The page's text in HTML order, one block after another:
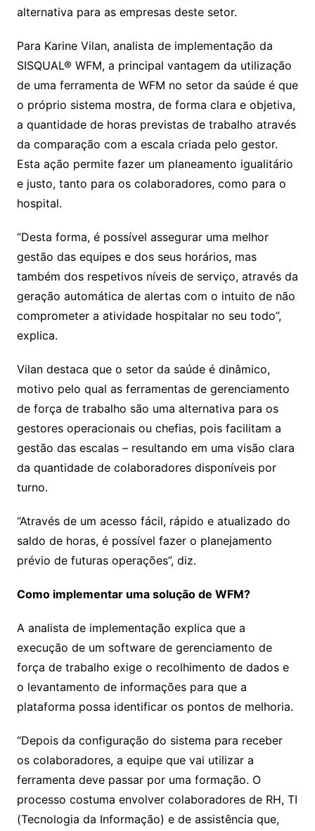
alternativa para as empresas deste setor.
Para Karine Vilan, analista de implementação da
SISQUAL® WFM, a principal vantagem da utilização
de uma ferramenta de WFM no setor da saúde é que
o próprio sistema mostra, de forma clara e objetiva,
a quantidade de horas previstas de trabalho através
da comparação com a escala criada pelo gestor.
Esta ação permite fazer um planeamento igualitário
e justo, tanto para os colaboradores, como para o
hospital.
“Desta forma, é possível assegurar uma melhor
gestão das equipes e dos seus horários, mas
também dos respetivos níveis de serviço, através da
geração automática de alertas com o intuito de não
comprometer a atividade hospitalar no seu todo”,
explica.
Vilan destaca que o setor da saúde é dinâmico,
motivo pelo qual as ferramentas de gerenciamento
de força de trabalho são uma alternativa para os
gestores operacionais ou chefias, pois facilitam a
gestão das escalas – resultando em uma visão clara
da quantidade de colaboradores disponíveis por
turno.
“Através de um acesso fácil, rápido e atualizado do
saldo de horas, é possível fazer o planejamento
prévio de futuras operações”, diz.
Como implementar uma solução de WFM?
A analista de implementação explica que a
execução de um software de gerenciamento de
força de trabalho exige o recolhimento de dados e
o levantamento de informações para que a
plataforma possa identificar os pontos de melhoria.
“Depois da configuração do sistema para receber
os colaboradores, a equipe que vai utilizar a
ferramenta deve passar por uma formação. O
processo costuma envolver colaboradores de RH, TI
(Tecnologia da Informação) e de assistência que,